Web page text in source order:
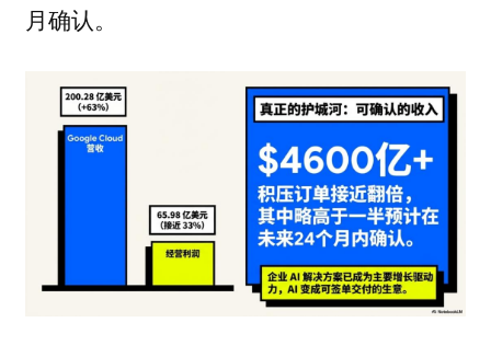
月确认。